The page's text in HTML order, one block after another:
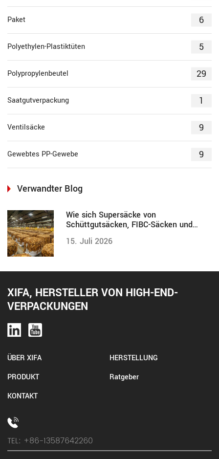
Paket 6
Polyethylen-Plastiktüten 5
Polypropylenbeutel 29
Saatgutverpackung 1
Ventilsäcke 9
Gewebtes PP-Gewebe 9
Verwandter Blog
Wie sich Supersäcke von
Schüttgutsäcken, FIBC-Säcken und
15. Juli 2026
XIFA, HERSTELLER VON HIGH-END-
VERPACKUNGEN
ÜBER XIFA
HERSTELLUNG
PRODUKT
Ratgeber
KONTAKT
TEL: +86-13587642260